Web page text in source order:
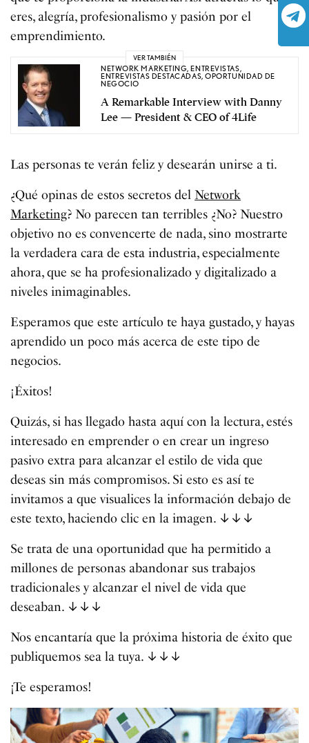
eres, alegría, profesionalismo y pasión por el
emprendimiento.
VER TAMBIÉN
NETWORK MARKETING,ENTREVISTAS,
ENTREVISTAS DESTACADAS,OPORTUNIDAD DE
NEGOCIO
A Remarkable Interview with Danny
Lee — President & CEO of 4Life
Las personas te verán feliz y desearán unirse a ti.
¿Qué opinas de estos secretos delNetwork
Marketing? No parecen tan terribles ¿No? Nuestro
objetivo no es convencerte de nada, sino mostrarte
la verdadera cara de esta industria, especialmente
ahora, que se ha profesionalizado y digitalizado a
niveles inimaginables.
Esperamos que este artículo te haya gustado, y hayas
aprendido un poco más acerca de este tipo de
negocios.
¡Éxitos!
Quizás, si has llegado hasta aquí con la lectura, estés
interesado en emprender o en crear un ingreso
pasivo extra para alcanzar el estilo de vida que
deseas sin más compromisos. Si esto es así te
invitamos a que visualices la información debajo de
este texto, haciendo clic en la imagen. ↓↓↓
Se trata de una oportunidad que ha permitido a
millones de personas abandonar sus trabajos
tradicionales y alcanzar el nivel de vida que
deseaban. ↓↓↓
Nos encantaría que la próxima historia de éxito que
publiquemos sea la tuya. ↓↓↓
¡Te esperamos!